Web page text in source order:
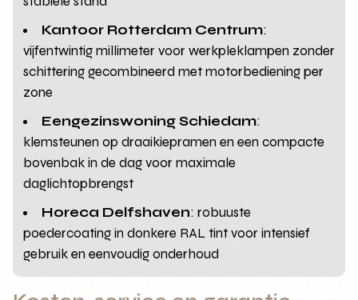
Kantoor Rotterdam Centrum:
vijfentwintig millimeter voor werkpleklampen zonder
schittering gecombineerd met motorbediening per
zone
Eengezinswoning Schiedam:
klemsteunen op draaikiepramen en een compacte
bovenbak in de dag voor maximale
daglichtopbrengst
Horeca Delfshaven: robuuste
poedercoating in donkere RAL tint voor intensief
gebruik en eenvoudig onderhoud